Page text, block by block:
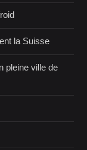
la Suisse
pleine ville de